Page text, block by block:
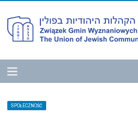
SPOŁECZNOŚĆ